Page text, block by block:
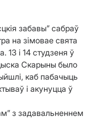
забавы” сабраў
на зімовае свята
13 і 14 студзеня ў
Скарыны было
каб пабачыць
і акунуцца ў
з задавальненнем